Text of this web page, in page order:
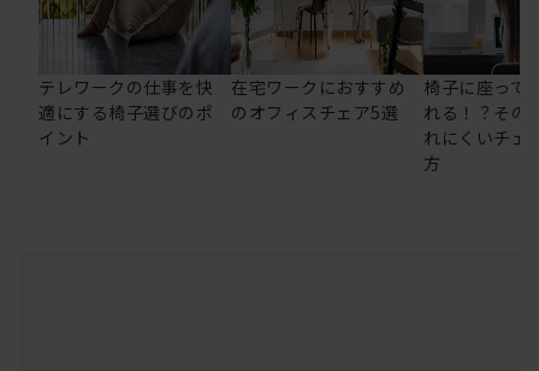
テレワークの仕事を快
適にする椅子選びのポ
イント
在宅ワークにおすすめ
のオフィスチェア5選
椅子に座って
れる！？その
れにくいチェ
方